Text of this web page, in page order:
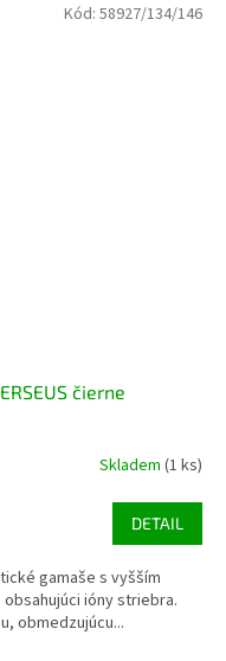
čierne
Skladem (1 ks)
DETAIL
gamaše s vyšším
ióny striebra.
obmedzujúcu...
Kód: 58927/134/146